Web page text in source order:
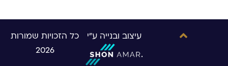
כל הזכויות שמורות
2026
עיצוב ובנייה ע"י